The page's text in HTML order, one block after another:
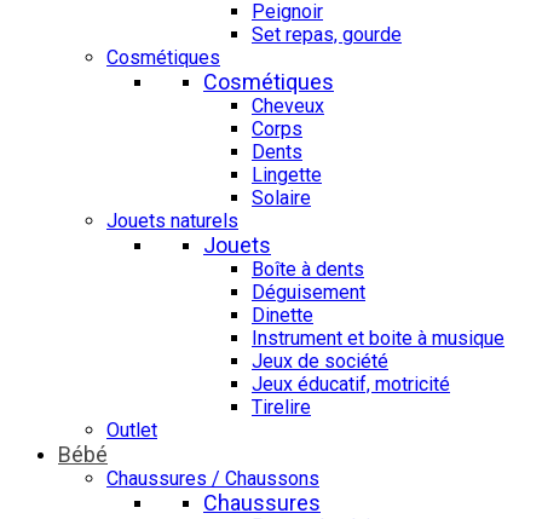
Peignoir
Set repas, gourde
Cosmétiques
Cosmétiques
Cheveux
Corps
Dents
Lingette
Solaire
Jouets naturels
Jouets
Boîte à dents
Déguisement
Dinette
Instrument et boite à musique
Jeux de société
Jeux éducatif, motricité
Tirelire
Outlet
Bébé
Chaussures / Chaussons
Chaussures